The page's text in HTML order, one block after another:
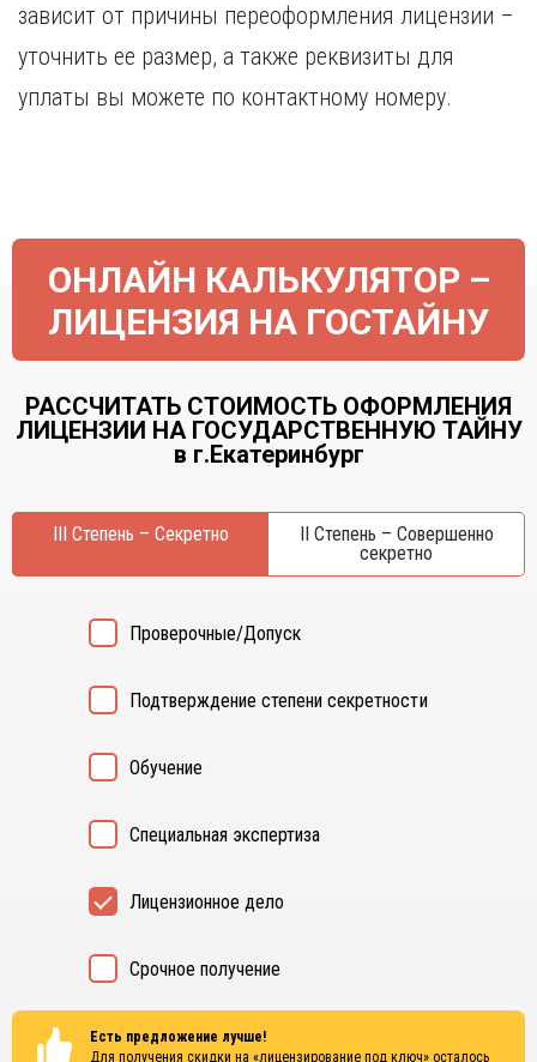
зависит от причины переоформления лицензии –
уточнить ее размер, а также реквизиты для
уплаты вы можете по контактному номеру.
ОНЛАЙН КАЛЬКУЛЯТОР –
ЛИЦЕНЗИЯ НА ГОСТАЙНУ
РАССЧИТАТЬ СТОИМОСТЬ ОФОРМЛЕНИЯ
ЛИЦЕНЗИИ НА ГОСУДАРСТВЕННУЮ ТАЙНУ
в г.Екатеринбург
III Степень – Секретно
II Степень – Совершенно
секретно
Проверочные/Допуск
Подтверждение степени секретности
Обучение
Специальная экспертиза
Лицензионное дело
Срочное получение
Есть предложение лучше!
Для получения скидки на «лицензирование под ключ» осталось